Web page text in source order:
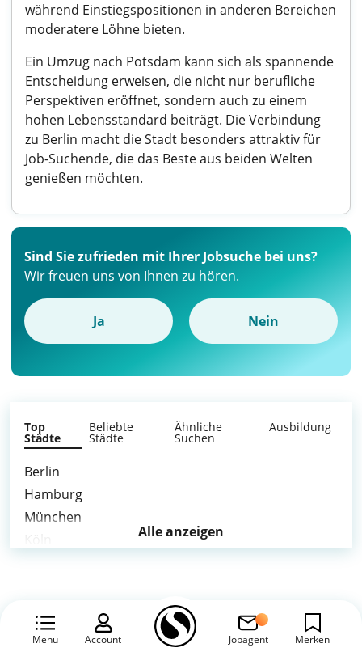
während Einstiegspositionen in anderen Bereichen
moderatere Löhne bieten.
Ein Umzug nach Potsdam kann sich als spannende
Entscheidung erweisen, die nicht nur berufliche
Perspektiven eröffnet, sondern auch zu einem
hohen Lebensstandard beiträgt. Die Verbindung
zu Berlin macht die Stadt besonders attraktiv für
Job-Suchende, die das Beste aus beiden Welten
genießen möchten.
Menü Account Jobagent Merken
Sind Sie zufrieden mit Ihrer Jobsuche bei uns?
Wir freuen uns von Ihnen zu hören.
Ja Nein
Top
Städte
Beliebte
Städte
Ähnliche
Suchen
Ausbildung
Berlin
Hamburg
München
Leipzig
Alle anzeigen